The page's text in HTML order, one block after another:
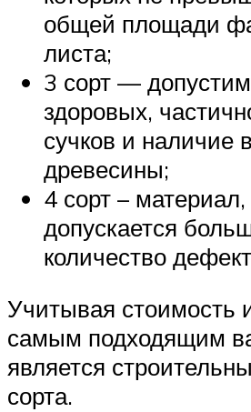
общей площади
листа;
3 сорт —
здоровых,
сучков и наличие
древесины;
4 сорт – материал,
допускается
количество
Учитывая стоимость
самым подходящим
является
сорта.